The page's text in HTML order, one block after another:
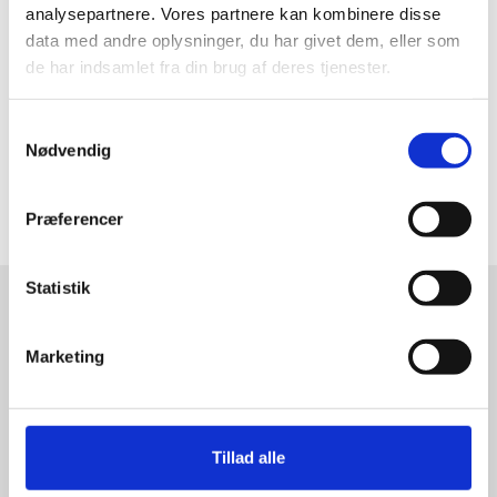
analysepartnere. Vores partnere kan kombinere disse
data med andre oplysninger, du har givet dem, eller som
de har indsamlet fra din brug af deres tjenester.
Nødvendig
Præferencer
Statistik
Marketing
Tillad alle
Google
Møde: IMU Haderslev 16.11.26 kl. 19:00 – 21:00
Bliv
Retten
Liv